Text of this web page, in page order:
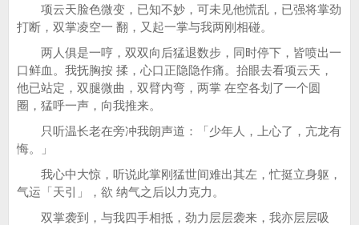
项云天脸色微变，已知不妙，可未见他慌乱，已强将掌劲
打断，双掌凌空一 翻，又起一掌与我两刚相碰。
两人俱是一哼，双双向后猛退数步，同时停下，皆喷出一
口鲜血。我抚胸按 揉，心口正隐隐作痛。抬眼去看项云天，
他已站定，双腿微曲，双臂内弯，两掌 在空各划了一个圆
圈，猛呼一声，向我推来。
只听温长老在旁冲我朗声道：「少年人，上心了，亢龙有
悔。」
我心中大惊，听说此掌刚猛世间难出其左，忙挺立身躯，
气运「天引」，欲 纳气之后以力克力。
双掌袭到，与我四手相抵，劲力层层袭来，我亦层层吸